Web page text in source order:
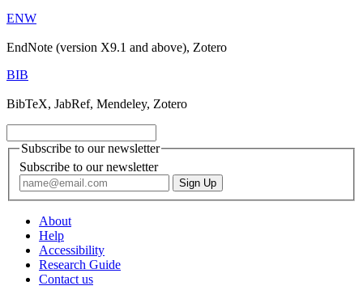
ENW
EndNote (version X9.1 and above), Zotero
BIB
BibTeX, JabRef, Mendeley, Zotero
Subscribe to our newsletter
Subscribe to our newsletter
About
Help
Accessibility
Research Guide
Contact us